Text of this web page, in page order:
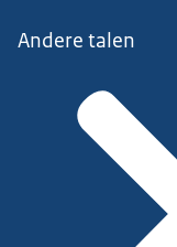
Andere talen